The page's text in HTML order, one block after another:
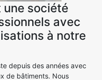
une société
avec
à notre
depuis des années avec
de bâtiments. Nous